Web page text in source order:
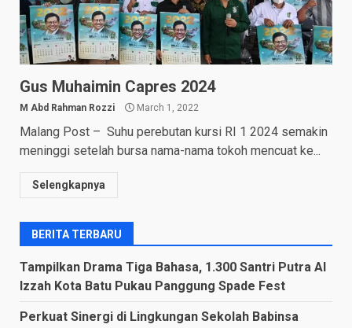
Gus Muhaimin Capres 2024
M Abd Rahman Rozzi March 1, 2022
Malang Post – Suhu perebutan kursi RI 1 2024 semakin
meninggi setelah bursa nama-nama tokoh mencuat ke...
Selengkapnya
BERITA TERBARU
Tampilkan Drama Tiga Bahasa, 1.300 Santri Putra Al
Izzah Kota Batu Pukau Panggung Spade Fest
Perkuat Sinergi di Lingkungan Sekolah Babinsa